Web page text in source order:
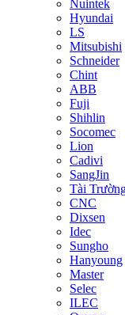
Nuintek
Hyundai
LS
Mitsubishi
Schneider
Chint
ABB
Fuji
Shihlin
Socomec
Lion
Cadivi
SangJin
Tài
CNC
Dixsen
Idec
Sungho
Hanyoung
Master
Selec
ILEC